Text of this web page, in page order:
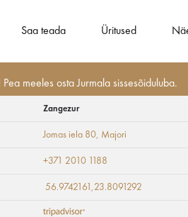
Saa teada Üritused
Pea meeles osta Jurmala sissesõiduluba.
Veemõnud
Zangezur
Jomas iela 80, Majori
+371 2010 1188
56.9742161,23.8091292